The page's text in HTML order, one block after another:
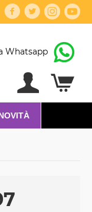
Whatsapp